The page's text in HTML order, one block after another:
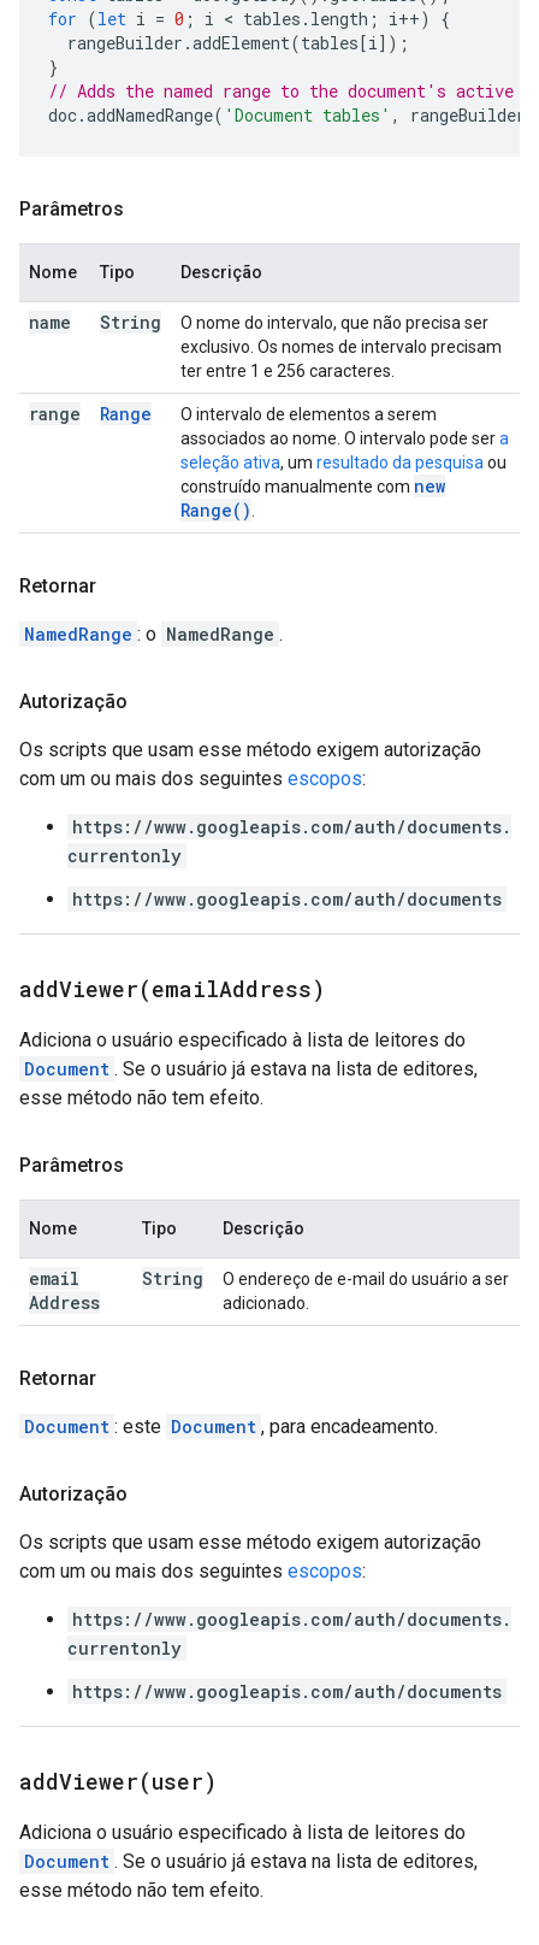
for (let i = 0 ; i < tables . length ; i++)
{
rangeBuilder .addElement(tables[i]);
}
// Adds the named range to the document's active
doc.addNamedRange( 'Document tables' , rangeBuilder
Parâmetros
Nome Tipo Descrição
name String
O nome do intervalo, que não precisa ser
exclusivo. Os nomes de intervalo precisam
ter entre 1 e 256 caracteres.
range Range
O intervalo de elementos a serem
associados ao nome. O intervalo pode sera
seleção ativa, um resultado da pesquisa ou
construído manualmente com new
Range( )
Retornar
NamedRange : o NamedRange .
Autorização
Os scripts que usam esse método exigem autorização
com um ou mais dos seguintes escopos:
https://www.googleapis.com/auth/documents.
currentonly
https://www.googleapis.com/auth/documents
addViewer(emailAddress)
Adiciona o usuário especificado à lista de leitores do
Document . Se o usuário já estava na lista de editores,
esse método não tem efeito.
Parâmetros
Nome Tipo Descrição
email
Address
String
O endereço de e-mail do usuário a ser
adicionado.
Retornar
Document : este Document , para encadeamento.
Autorização
Os scripts que usam esse método exigem autorização
com um ou mais dos seguintes escopos:
https://www.googleapis.com/auth/documents.
currentonly
https://www.googleapis.com/auth/documents
addViewer(user)
Adiciona o usuário especificado à lista de leitores do
Document . Se o usuário já estava na lista de editores,
esse método não tem efeito.